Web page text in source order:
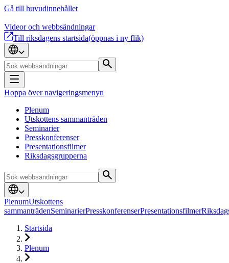
Gå till huvudinnehållet
Videor och webbsändningar
Till riksdagens startsida(öppnas i ny flik)
Hoppa över navigeringsmenyn
Plenum
Utskottens sammanträden
Seminarier
Presskonferenser
Presentationsfilmer
Riksdagsgrupperna
PlenumUtskottens
sammanträdenSeminarierPresskonferenserPresentationsfilmer
Startsida
Plenum